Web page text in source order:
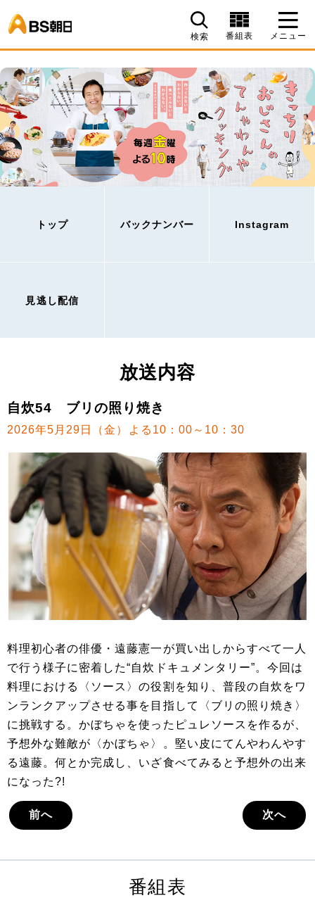
検索 番組表 メニュー
トップ バックナンバー Instagram
見逃し配信
放送内容
自炊54 ブリの照り焼き
2026年5月29日（金）よる10：00～10：30
料理初心者の俳優・遠藤憲一が買い出しからすべて一人
で行う様子に密着した“自炊ドキュメンタリー”。今回は
料理における〈ソース〉の役割を知り、普段の自炊をワ
ンランクアップさせる事を目指して〈ブリの照り焼き〉
に挑戦する。かぼちゃを使ったピュレソースを作るが、
予想外な難敵が〈かぼちゃ〉。堅い皮にてんやわんやす
る遠藤。何とか完成し、いざ食べてみると予想外の出来
になった?!
前へ 次へ
番組表